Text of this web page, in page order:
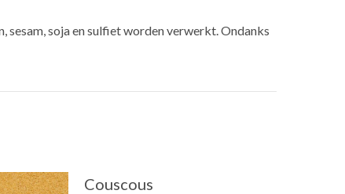
soja en sulfiet worden verwerkt. Ondanks
Couscous